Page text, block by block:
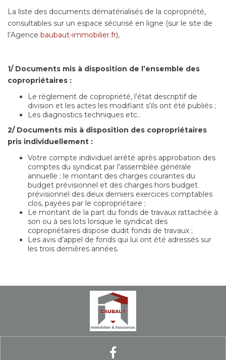
La liste des documents dématérialisés de la copropriété,
consultables sur un espace sécurisé en ligne (sur le site de
l’Agence baubaut-immobilier.fr),
1/ Documents mis à disposition de l’ensemble des
copropriétaires :
Le règlement de copropriété, l’état descriptif de
division et les actes les modifiant s’ils ont été publiés ;
Les diagnostics techniques etc..
2/ Documents mis à disposition des copropriétaires
pris individuellement :
Votre compte individuel arrêté après approbation des
comptes du syndicat par l’assemblée générale
annuelle ; le montant des charges courantes du
budget prévisionnel et des charges hors budget
prévisionnel des deux derniers exercices comptables
clos, payées par le copropriétaire ;
Le montant de la part du fonds de travaux rattachée à
son ou à ses lots lorsque le syndicat des
copropriétaires dispose dudit fonds de travaux ;
Les avis d’appel de fonds qui lui ont été adressés sur
les trois dernières années.